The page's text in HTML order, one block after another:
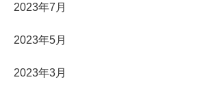
2023年7月
2023年5月
2023年3月